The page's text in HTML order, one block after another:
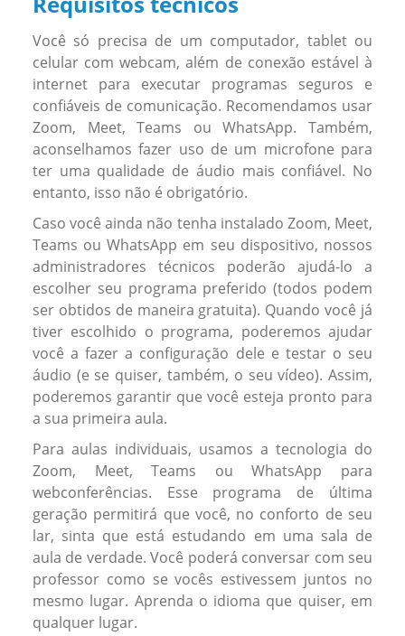
Você só precisa de um computador, tablet ou
celular com webcam, além de conexão estável à
internet para executar programas seguros e
confiáveis de comunicação. Recomendamos usar
Zoom, Meet, Teams ou WhatsApp. Também,
aconselhamos fazer uso de um microfone para
ter uma qualidade de áudio mais confiável. No
entanto, isso não é obrigatório.
Caso você ainda não tenha instalado Zoom, Meet,
Teams ou WhatsApp em seu dispositivo, nossos
administradores técnicos poderão ajudá-lo a
escolher seu programa preferido (todos podem
ser obtidos de maneira gratuita). Quando você já
tiver escolhido o programa, poderemos ajudar
você a fazer a configuração dele e testar o seu
áudio (e se quiser, também, o seu vídeo). Assim,
poderemos garantir que você esteja pronto para
a sua primeira aula.
Para aulas individuais, usamos a tecnologia do
Zoom, Meet, Teams ou WhatsApp para
webconferências. Esse programa de última
geração permitirá que você, no conforto de seu
lar, sinta que está estudando em uma sala de
aula de verdade. Você poderá conversar com seu
professor como se vocês estivessem juntos no
mesmo lugar. Aprenda o idioma que quiser, em
qualquer lugar.